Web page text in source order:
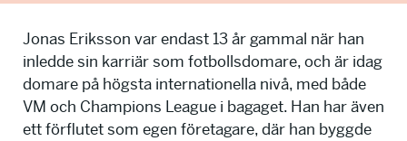
Jonas Eriksson var endast 13 år gammal när han
inledde sin karriär som fotbollsdomare, och är idag
domare på högsta internationella nivå, med både
VM och Champions League i bagaget. Han har även
ett förflutet som egen företagare, där han byggde